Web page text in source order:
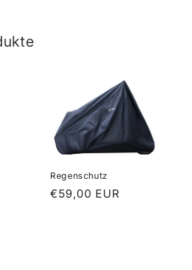
Regenschutz
Normaler
€59,00 EUR